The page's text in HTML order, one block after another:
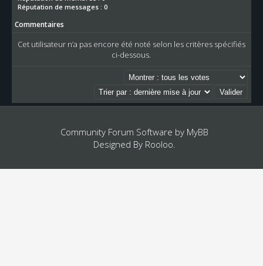
Réputation de messages : 0
Commentaires
Cet utilisateur n’a pas encore été noté selon les critères spécifiés
ci-dessous.
Community Forum Software by MyBB
Designed By Rooloo.